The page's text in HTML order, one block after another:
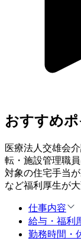
おすすめポ
医療法人交雄会
転・施設管理職
対象の住宅手当
など福利厚生が
仕事内容
給与・福利
勤務時間・